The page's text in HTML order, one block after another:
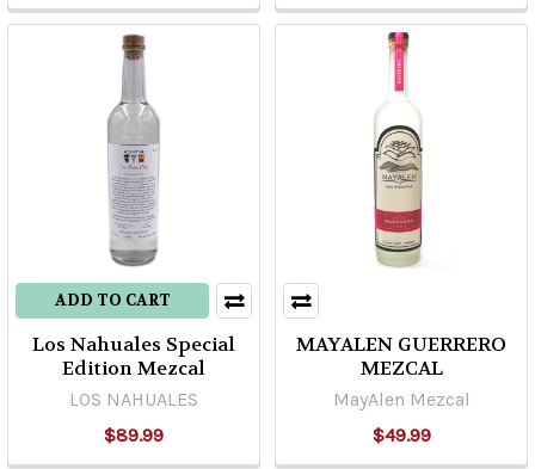
ADD TO CART
Los Nahuales Special
Edition Mezcal
LOS NAHUALES
$89.99
MAYALEN GUERRERO
MEZCAL
MayAlen Mezcal
$49.99